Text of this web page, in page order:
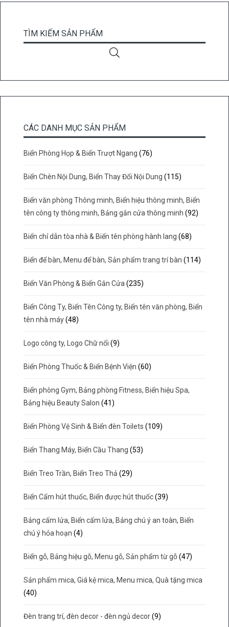
TÌM KIẾM SẢN PHẨM
CÁC DANH MỤC SẢN PHẨM
Biển Phòng Họp & Biển Trượt Ngang (76)
Biển Chèn Nội Dung, Biển Thay Đổi Nội Dung (115)
Biển văn phòng Thông minh, Biển hiệu thông minh, Biển
tên công ty thông minh, Bảng gắn cửa thông minh (92)
Biển chỉ dẫn tòa nhà & Biển tên phòng hành lang (68)
Biển để bàn, Menu để bàn, Sản phẩm trang trí bàn (114)
Biển Văn Phòng & Biển Gắn Cửa (235)
Biển Công Ty, Biển Tên Công ty, Biển tên văn phòng, Biển
tên nhà máy (48)
Logo công ty, Logo Chữ nổi (9)
Biển Phòng Thuốc & Biển Bệnh Viện (60)
Biển phòng Gym, Bảng phòng Fitness, Biển hiệu Spa,
Bảng hiệu Beauty Salon (41)
Biển Phòng Vệ Sinh & Biển đèn Toilets (109)
Biển Thang Máy, Biển Cầu Thang (53)
Biển Treo Trần, Biển Treo Thả (29)
Biển Cấm hút thuốc, Biển được hút thuốc (39)
Bảng cấm lửa, Biển cấm lửa, Bảng chú ý an toàn, Biển
chú ý hỏa hoạn (4)
Biển gỗ, Bảng hiệu gỗ, Menu gỗ, Sản phẩm từ gỗ (47)
Sản phẩm mica, Giá kệ mica, Menu mica, Quà tặng mica
(40)
Đèn trang trí, đèn decor - đèn ngủ decor (9)